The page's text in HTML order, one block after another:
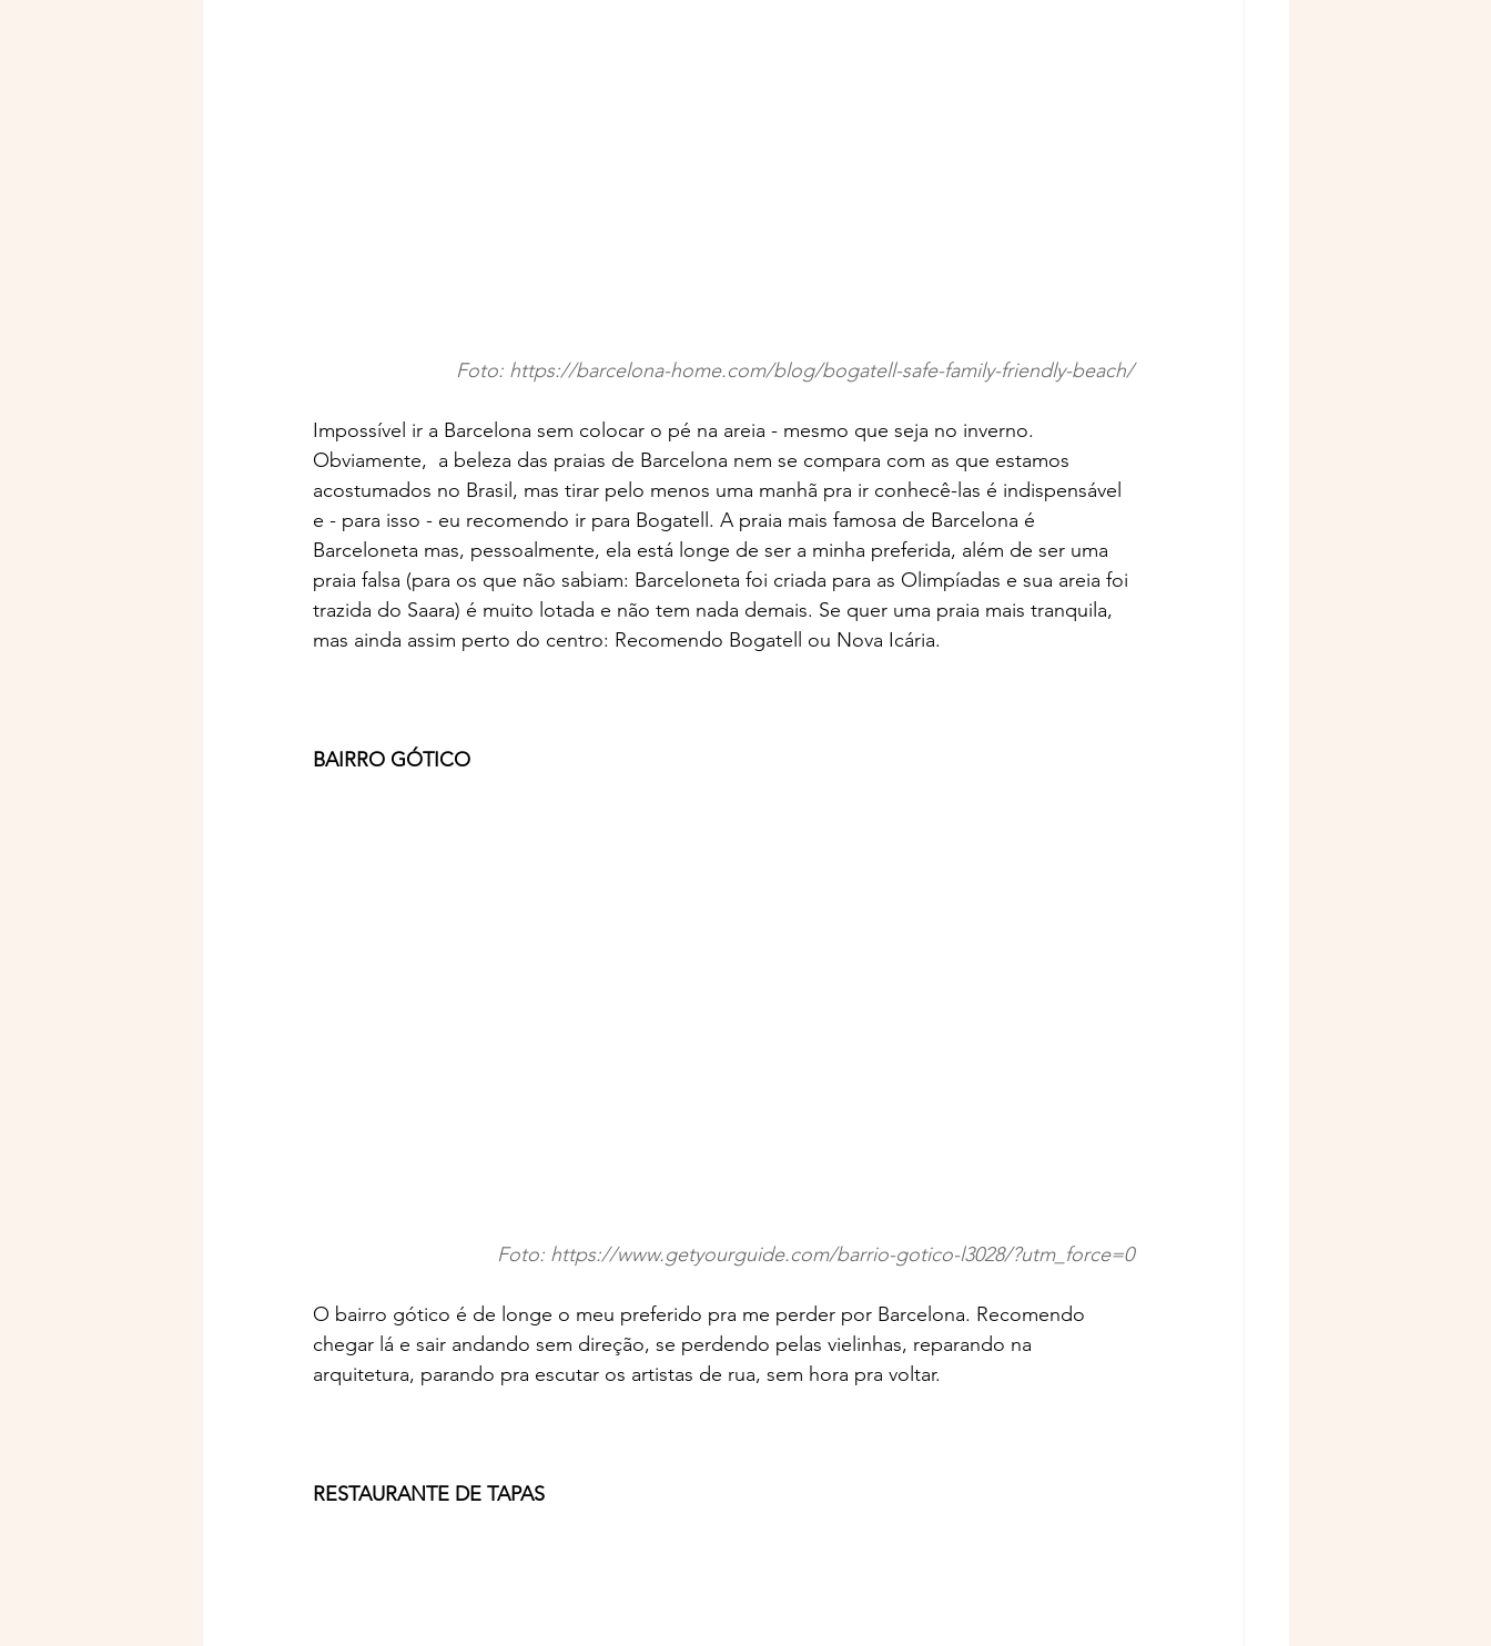
Foto: https://barcelona-home.com/blog/bogatell-safe-family-friendly-beach/
Impossível ir a Barcelona sem colocar o pé na areia - mesmo que seja no inverno.
Obviamente,  a beleza das praias de Barcelona nem se compara com as que estamos
acostumados no Brasil, mas tirar pelo menos uma manhã pra ir conhecê-las é indispensável
e - para isso - eu recomendo ir para Bogatell. A praia mais famosa de Barcelona é
Barceloneta mas, pessoalmente, ela está longe de ser a minha preferida, além de ser uma
praia falsa (para os que não sabiam: Barceloneta foi criada para as Olimpíadas e sua areia foi
trazida do Saara) é muito lotada e não tem nada demais. Se quer uma praia mais tranquila,
mas ainda assim perto do centro: Recomendo Bogatell ou Nova Icária.
BAIRRO GÓTICO
Foto: https://www.getyourguide.com/barrio-gotico-l3028/?utm_force=0
O bairro gótico é de longe o meu preferido pra me perder por Barcelona. Recomendo
chegar lá e sair andando sem direção, se perdendo pelas vielinhas, reparando na
arquitetura, parando pra escutar os artistas de rua, sem hora pra voltar.
RESTAURANTE DE TAPAS